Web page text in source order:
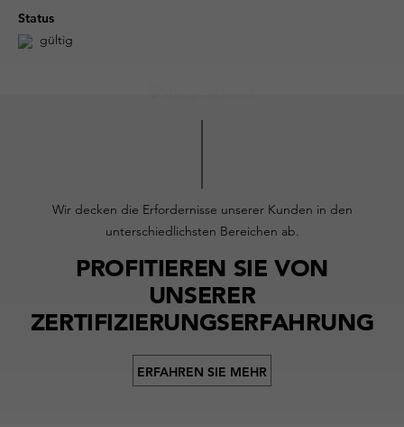
Status
gültig
Wir decken die Erfordernisse unserer Kunden in den
unterschiedlichsten Bereichen ab.
PROFITIEREN SIE VON
UNSERER
ZERTIFIZIERUNGSERFAHRUNG
ERFAHREN SIE MEHR